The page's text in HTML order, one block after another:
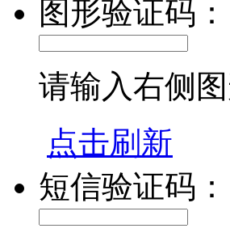
图形验证码：
请输入右侧
点击刷新
短信验证码：